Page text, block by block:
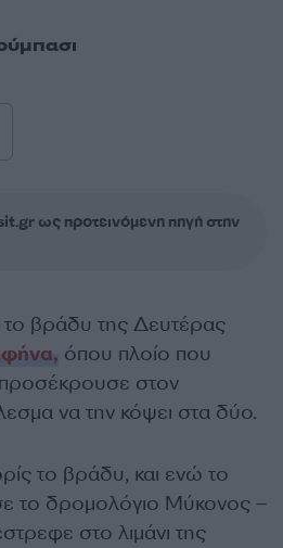
ως προτεινόμενη πηγή στην
το βράδυ της Δευτέρας
όπου πλοίο που
στον
να την κόψει στα δύο.
το βράδυ, και ενώ το
το δρομολόγιο Μύκονος –
στο λιμάνι της